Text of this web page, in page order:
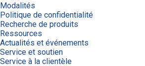
Modalités
Politique de confidentialité
Recherche de produits
Ressources
Actualités et événements
Service et soutien
Service à la clientèle